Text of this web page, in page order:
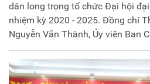
dân long trọng tổ chức Đại hội
nhiệm kỳ 2020 - 2025. Đồng chí
Nguyễn Văn Thành, Ủy viên Ban
Đảng, Ủy viên thường vụ Đảng ủy
Thứ trưởng Bộ Công an tới dự
ủy Công an Trung ương gửi tặng